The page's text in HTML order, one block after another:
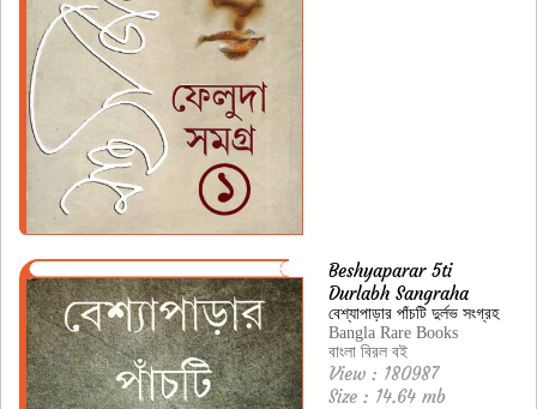
Beshyaparar 5ti
Durlabh Sangraha
বেশ্যাপাড়ার পাঁচটি দুর্লভ সংগ্রহ
Bangla Rare Books
বাংলা বিরল বই
View : 180987
Size : 14.64 mb